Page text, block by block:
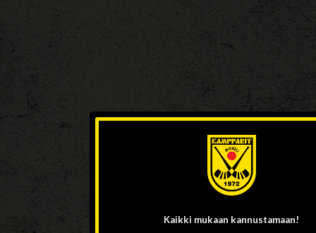
Kaikki mukaan kannustamaan!